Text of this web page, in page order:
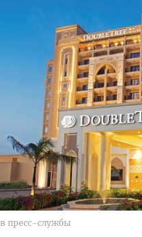
пресс-службы